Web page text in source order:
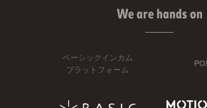
We are hands on
ベーシックインカム
プラットフォーム